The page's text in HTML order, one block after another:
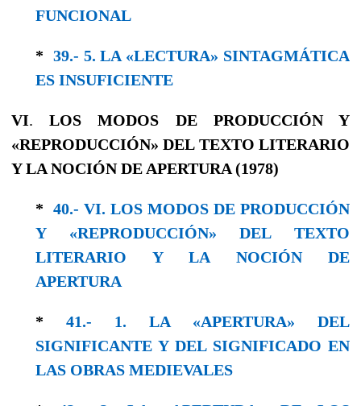
FUNCIONAL
* 39.- 5. LA «LECTURA» SINTAGMÁTICA
ES INSUFICIENTE
VI.LOS MODOS DE PRODUCCIÓN Y
«REPRODUCCIÓN» DEL TEXTO LITERARIO
Y LA NOCIÓN DE APERTURA (1978)
* 40.- VI. LOS MODOS DE PRODUCCIÓN
Y «REPRODUCCIÓN» DEL TEXTO
LITERARIO Y LA NOCIÓN DE
APERTURA
* 41.- 1. LA «APERTURA» DEL
SIGNIFICANTE Y DEL SIGNIFICADO EN
LAS OBRAS MEDIEVALES